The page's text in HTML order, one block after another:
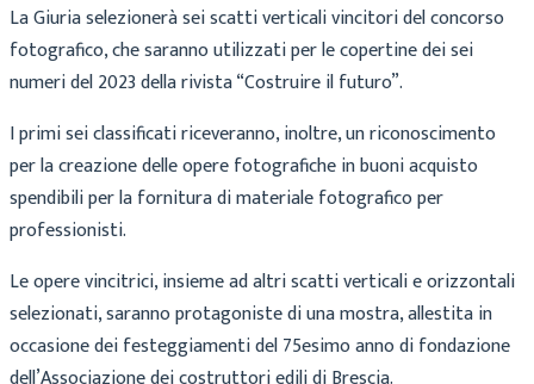
La Giuria selezionerà sei scatti verticali vincitori del concorso
fotografico, che saranno utilizzati per le copertine dei sei
numeri del 2023 della rivista “Costruire il futuro”.
I primi sei classificati riceveranno, inoltre, un riconoscimento
per la creazione delle opere fotografiche in buoni acquisto
spendibili per la fornitura di materiale fotografico per
professionisti.
Le opere vincitrici, insieme ad altri scatti verticali e orizzontali
selezionati, saranno protagoniste di una mostra, allestita in
occasione dei festeggiamenti del 75esimo anno di fondazione